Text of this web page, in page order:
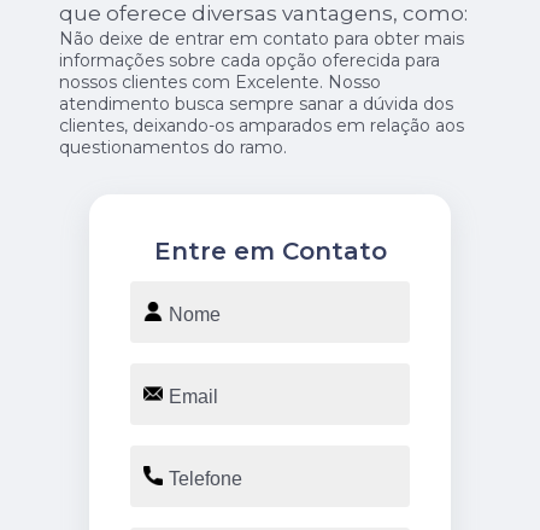
que oferece diversas vantagens, como:
Não deixe de entrar em contato para obter mais
informações sobre cada opção oferecida para
nossos clientes com Excelente. Nosso
atendimento busca sempre sanar a dúvida dos
clientes, deixando-os amparados em relação aos
questionamentos do ramo.
Entre em Contato